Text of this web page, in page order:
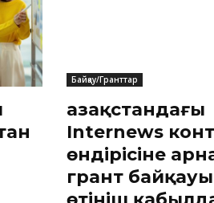
Байқау/Гранттар
Қазақстандағы
Internews
өндірісіне
грант